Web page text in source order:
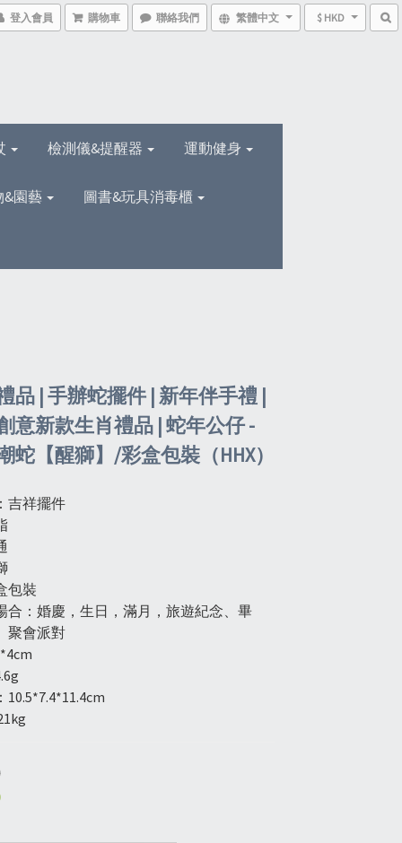
登入會員 購物車 聯絡我們 繁體中文 $ HKD
檢測儀&提醒器 運動健身
&園藝 圖書&玩具消毒櫃
品 | 手辦蛇擺件 | 新年伴手禮 |
意新款生肖禮品 | 蛇年公仔 -
蛇【醒獅】/彩盒包裝（HHX）
吉祥擺件
包裝
合：婚慶，生日，滿月，旅遊紀念、畢
聚會派對